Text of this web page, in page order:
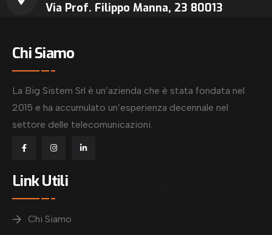
Via Prof. Filippo Manna, 23 80013
Chi Siamo
La Big Sistem Srl è un’azienda che è stata fondata nel
2015 e ha accumulato un’esperienza decennale nel
settore delle telecomunicazioni.
Link Utili
Chi Siamo